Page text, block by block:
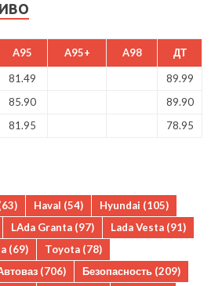
A95 A95+ A98 ДТ
81.49
89.99
85.90
89.90
81.95 78.95
Haval (54) Hyundai (105)
LAda Granta (97) Lada Vesta (91)
(69) Toyota (78)
(706) Безопасность (209)